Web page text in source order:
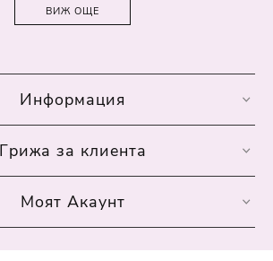
ВИЖ ОЩЕ
Информация
Грижа за клиента
Моят Акаунт